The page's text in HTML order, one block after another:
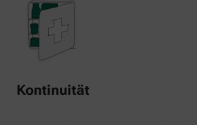
Kontinuität